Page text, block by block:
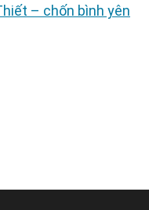
– chốn bình yên